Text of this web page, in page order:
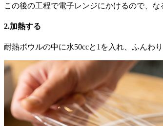
この後の工程で電子レンジにかけるので、
2.加熱する
耐熱ボウルの中に水50ccと1を入れ、ふんわ